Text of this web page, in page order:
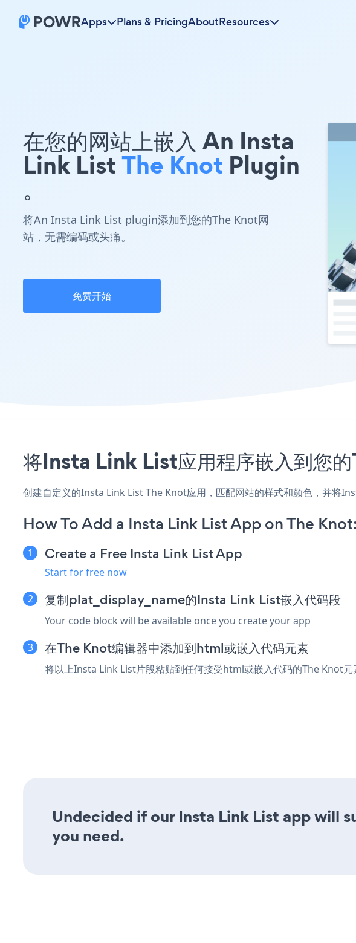
Apps Plans & PricingAboutResources
在您的网站上嵌入 An Insta
Link ListThe Knot Plugin
。
将An Insta Link List plugin添加到您的The Knot网
站，无需编码或头痛。
免费开始
将Insta Link List应用程序嵌入到您
创建自定义的Insta Link List The Knot应用，匹配网站的样式和颜色，并将
How To Add a Insta Link List App on The Knot:
Create a Free Insta Link List App
Start for free now
复制plat_display_name的Insta Link List嵌入代码段
Your code block will be available once you create your app
在The Knot编辑器中添加到html或嵌入代码元素
将以上Insta Link List片段粘贴到任何接受html或嵌入代码的The Knot
Undecided if our Insta Link List app will
you need.